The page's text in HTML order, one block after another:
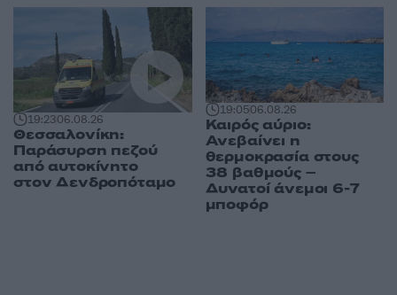
19:2306.08.26
Θεσσαλονίκη:
Παράσυρση πεζού
από αυτοκίνητο
στον Δενδροπόταμο
19:0506.08.26
Καιρός αύριο:
Ανεβαίνει η
θερμοκρασία στους
38 βαθμούς –
Δυνατοί άνεμοι 6-7
μποφόρ